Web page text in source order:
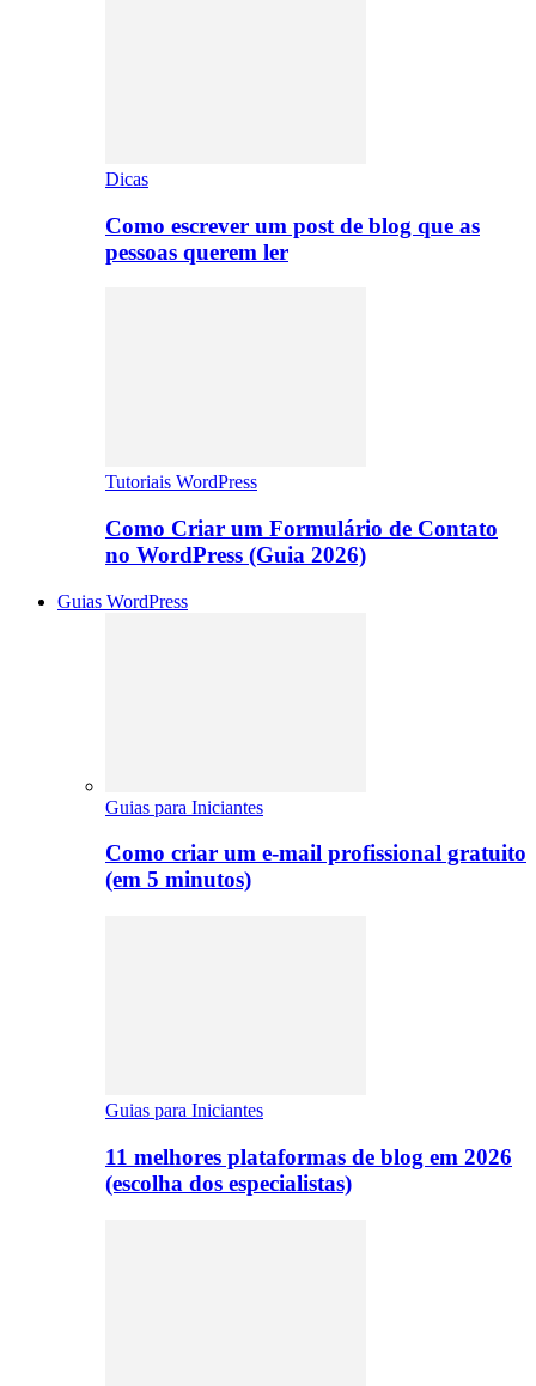
Dicas
Como escrever um post de blog que as
pessoas querem ler
Tutoriais WordPress
Como Criar um Formulário de Contato
no WordPress (Guia 2026)
Guias WordPress
Guias para Iniciantes
Como criar um e-mail profissional gratuito
(em 5 minutos)
Guias para Iniciantes
11 melhores plataformas de blog em 2026
(escolha dos especialistas)